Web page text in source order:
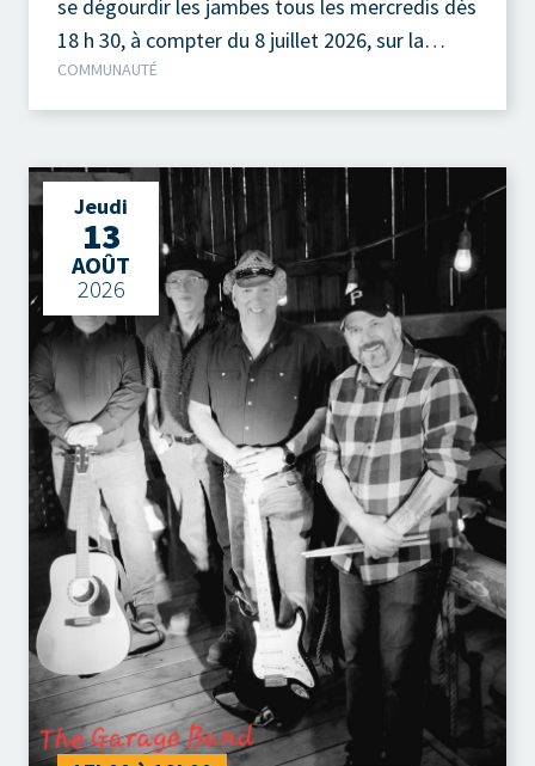
se dégourdir les jambes tous les mercredis dès
18 h 30, à compter du 8 juillet 2026, sur la
terrasse extérieure du Camp à Jos, au parc de
la Pointe-Taylor !
COMMUNAUTÉ
Jeudi
13
AOÛT
2026